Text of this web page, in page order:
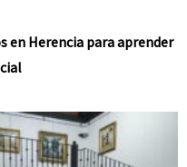
en Herencia para aprender